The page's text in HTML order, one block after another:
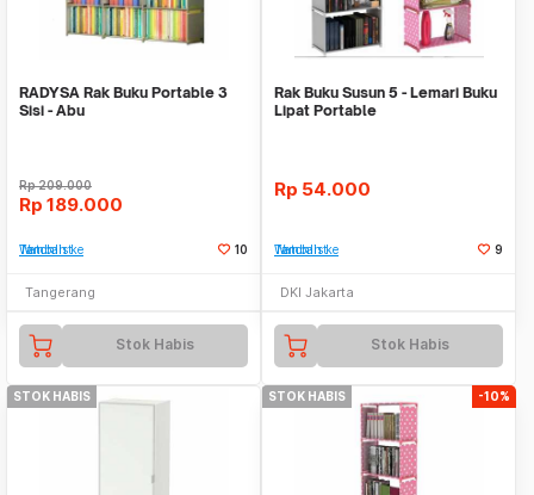
RADYSA Rak Buku Portable 3
Sisi - Abu
Rp209.000
Rp 189.000
Tambah ke Watchlist 10
Tangerang
Stok Habis
Rak Buku Susun 5 - Lemari Buku
Lipat Portable
Rp 54.000
Tambah ke Watchlist 9
DKI Jakarta
Stok Habis
STOK HABIS STOK HABIS -10%